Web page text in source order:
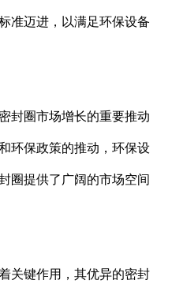
准迈进，以满足环保设备
封圈市场增长的重要推动
环保政策的推动，环保设
圈提供了广阔的市场空间
关键作用，其优异的密封